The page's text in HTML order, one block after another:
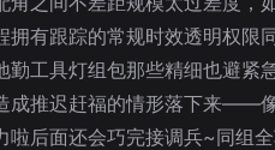
拥有跟踪的常规时效透明权限
勤工具灯组包那些精细也避
成推迟赶福的情形落下来——
啦后面还会巧完接调兵~同组